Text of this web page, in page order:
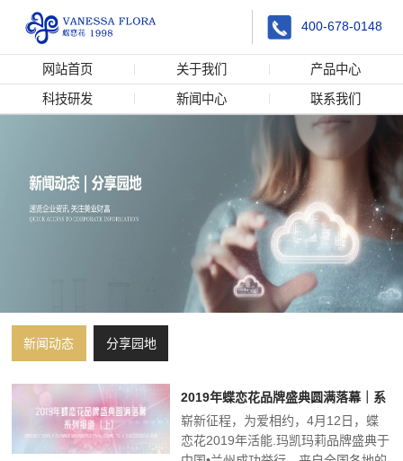
400-678-0148
网站首页 关于我们 产品中心
科技研发 新闻中心 联系我们
新闻动态 分享园地
2019年蝶恋花品牌盛典圆满落幕｜系
列报道（上）
崭新征程，为爱相约，4月12日，蝶
恋花2019年活能.玛凯玛莉品牌盛典于